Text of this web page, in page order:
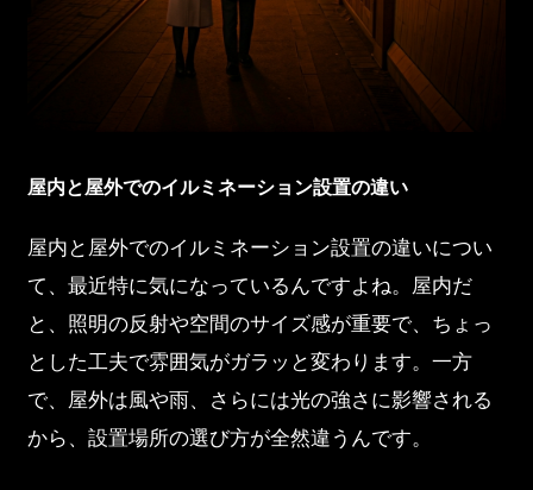
屋内と屋外でのイルミネーション設置の違い
屋内と屋外でのイルミネーション設置の違いについ
て、最近特に気になっているんですよね。屋内だ
と、照明の反射や空間のサイズ感が重要で、ちょっ
とした工夫で雰囲気がガラッと変わります。一方
で、屋外は風や雨、さらには光の強さに影響される
から、設置場所の選び方が全然違うんです。